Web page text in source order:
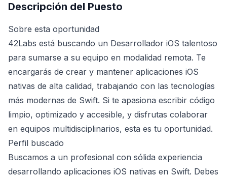
Descripción del Puesto
Sobre esta oportunidad
42Labs está buscando un Desarrollador iOS talentoso
para sumarse a su equipo en modalidad remota. Te
encargarás de crear y mantener aplicaciones iOS
nativas de alta calidad, trabajando con las tecnologías
más modernas de Swift. Si te apasiona escribir código
limpio, optimizado y accesible, y disfrutas colaborar
en equipos multidisciplinarios, esta es tu oportunidad.
Perfil buscado
Buscamos a un profesional con sólida experiencia
desarrollando aplicaciones iOS nativas en Swift. Debes